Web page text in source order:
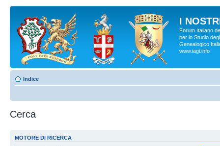
I
Forum Italiano
per lo Studio
Genealogico
www.iagi.info
Indice
Cerca
MOTORE DI RICERCA